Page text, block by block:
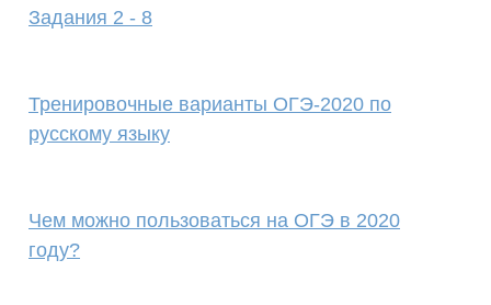
Задания 2 - 8
Тренировочные варианты ОГЭ-2020 по
русскому языку
Чем можно пользоваться на ОГЭ в 2020
году?